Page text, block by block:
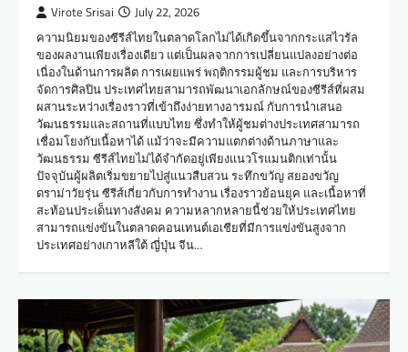
Virote Srisai July 22, 2026
ความนิยมของซีรีส์ไทยในตลาดโลกไม่ได้เกิดขึ้นจากกระแสไวรัล
ของผลงานเพียงเรื่องเดียว แต่เป็นผลจากการเปลี่ยนแปลงอย่างต่อ
เนื่องในด้านการผลิต การเผยแพร่ พฤติกรรมผู้ชม และการบริหาร
จัดการศิลปิน ประเทศไทยสามารถพัฒนาเอกลักษณ์ของซีรีส์ที่ผสม
ผสานระหว่างเรื่องราวที่เข้าถึงง่ายทางอารมณ์ กับการนำเสนอ
วัฒนธรรมและสถานที่แบบไทย ซึ่งทำให้ผู้ชมต่างประเทศสามารถ
เชื่อมโยงกับเนื้อหาได้ แม้ว่าจะมีความแตกต่างด้านภาษาและ
วัฒนธรรม ซีรีส์ไทยไม่ได้จำกัดอยู่เพียงแนวโรแมนติกเท่านั้น
ปัจจุบันผู้ผลิตเริ่มขยายไปสู่แนวสืบสวน ระทึกขวัญ สยองขวัญ
ดราม่าวัยรุ่น ซีรีส์เกี่ยวกับการทำงาน เรื่องราวย้อนยุค และเนื้อหาที่
สะท้อนประเด็นทางสังคม ความหลากหลายนี้ช่วยให้ประเทศไทย
สามารถแข่งขันในตลาดคอนเทนต์เอเชียที่มีการแข่งขันสูงจาก
ประเทศอย่างเกาหลีใต้ ญี่ปุ่น จีน…